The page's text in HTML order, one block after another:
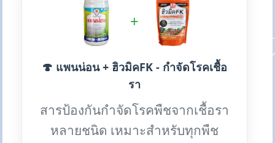
+
🍄 แพนน่อน + ฮิวมิคFK - กำจัดโรคเชื้อ
รา
สารป้องกันกำจัดโรคพืชจากเชื้อรา
หลายชนิด เหมาะสำหรับทุกพืช